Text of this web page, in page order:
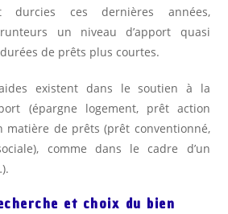
durcies ces dernières années,
un niveau d’apport quasi
de prêts plus courtes.
existent dans le soutien à la
(épargne logement, prêt action
matière de prêts (prêt conventionné,
comme dans le cadre d’un
et choix du bien